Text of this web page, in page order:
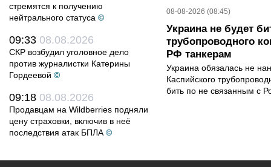
стремятся к получению
нейтрального статуса ©
09:33 08.08.2026
СКР возбудил уголовное дело
против журналистки Катерины
Гордеевой ©
09:18 08.08.2026
Продавцам на Wildberries подняли
цену страховки, включив в неё
последствия атак БПЛА ©
08-08-2026 (08:45)
Украина не будет
трубопроводного
РФ танкерам
Украина обязалась не
Каспийского
бить по не связанным с